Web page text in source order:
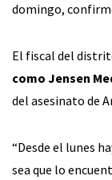
domingo,
El fiscal del
como Jensen
del asesinato de
“Desde el lunes
sea que lo